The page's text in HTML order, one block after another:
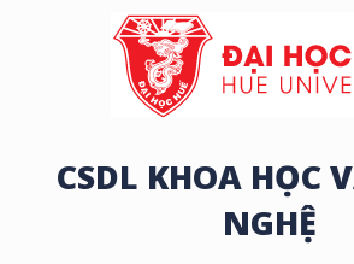
CSDL KHOA HỌC
NGHỆ